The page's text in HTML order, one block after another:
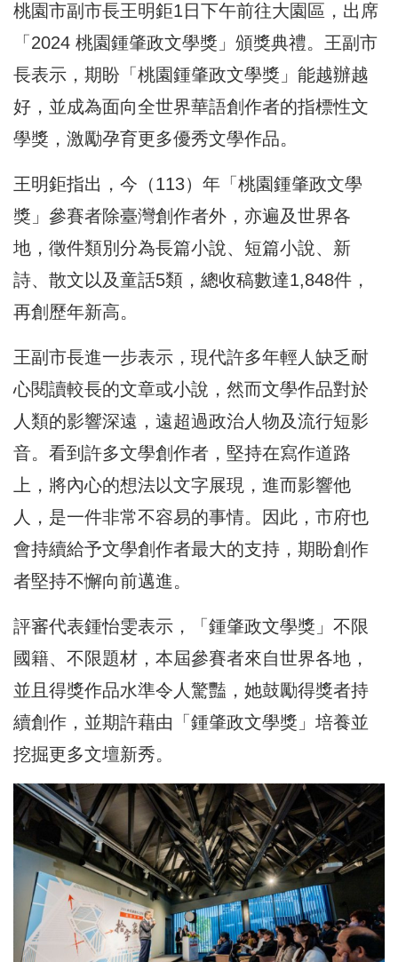
桃園市副市長王明鉅1日下午前往大園區，出席
「2024 桃園鍾肇政文學獎」頒獎典禮。王副市
長表示，期盼「桃園鍾肇政文學獎」能越辦越
好，並成為面向全世界華語創作者的指標性文
學獎，激勵孕育更多優秀文學作品。
王明鉅指出，今（113）年「桃園鍾肇政文學
獎」參賽者除臺灣創作者外，亦遍及世界各
地，徵件類別分為長篇小說、短篇小說、新
詩、散文以及童話5類，總收稿數達1,848件，
再創歷年新高。
王副市長進一步表示，現代許多年輕人缺乏耐
心閱讀較長的文章或小說，然而文學作品對於
人類的影響深遠，遠超過政治人物及流行短影
音。看到許多文學創作者，堅持在寫作道路
上，將內心的想法以文字展現，進而影響他
人，是一件非常不容易的事情。因此，市府也
會持續給予文學創作者最大的支持，期盼創作
者堅持不懈向前邁進。
評審代表鍾怡雯表示，「鍾肇政文學獎」不限
國籍、不限題材，本屆參賽者來自世界各地，
並且得獎作品水準令人驚豔，她鼓勵得獎者持
續創作，並期許藉由「鍾肇政文學獎」培養並
挖掘更多文壇新秀。